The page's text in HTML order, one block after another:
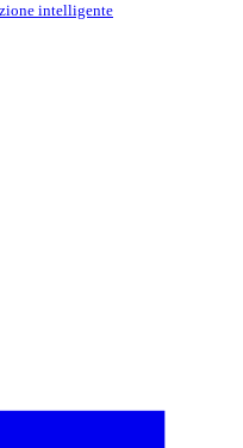
intelligente